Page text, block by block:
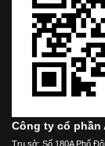
Công ty cổ phần
Trụ sở: Số 180A Phố